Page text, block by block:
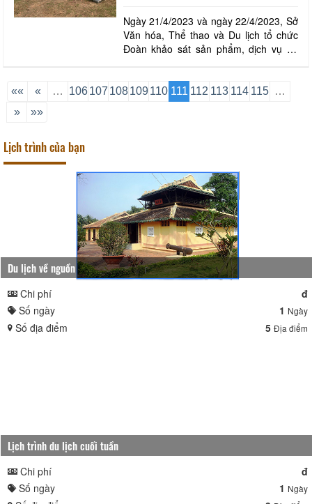
Ngày 21/4/2023 và ngày 22/4/2023, Sở
Văn hóa, Thể thao và Du lịch tổ chức
Đoàn khảo sát sản phẩm, dịch vụ du
trên địa bàn tỉnh, nhằm nắm bắt tình
hình công tác chuẩn bị của các cơ sở
«« « … 106 107 108 109 110 111 112 113 114 115 …
»
»»
Lịch trình của bạn
Du lịch về nguồn
Chi phí
đ
Số ngày
1 Ngày
Số địa điểm 5 Địa điểm
Lịch trình du lịch cuối tuần
Chi phí
đ
Số ngày
1 Ngày